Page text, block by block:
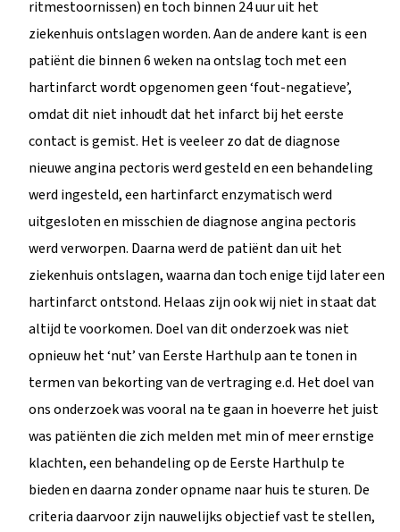
ritmestoornissen) en toch binnen 24 uur uit het
ziekenhuis ontslagen worden. Aan de andere kant is een
patiënt die binnen 6 weken na ontslag toch met een
hartinfarct wordt opgenomen geen ‘fout-negatieve’,
omdat dit niet inhoudt dat het infarct bij het eerste
contact is gemist. Het is veeleer zo dat de diagnose
nieuwe angina pectoris werd gesteld en een behandeling
werd ingesteld, een hartinfarct enzymatisch werd
uitgesloten en misschien de diagnose angina pectoris
werd verworpen. Daarna werd de patiënt dan uit het
ziekenhuis ontslagen, waarna dan toch enige tijd later een
hartinfarct ontstond. Helaas zijn ook wij niet in staat dat
altijd te voorkomen. Doel van dit onderzoek was niet
opnieuw het ‘nut’ van Eerste Harthulp aan te tonen in
termen van bekorting van de vertraging e.d. Het doel van
ons onderzoek was vooral na te gaan in hoeverre het juist
was patiënten die zich melden met min of meer ernstige
klachten, een behandeling op de Eerste Harthulp te
bieden en daarna zonder opname naar huis te sturen. De
criteria daarvoor zijn nauwelijks objectief vast te stellen,